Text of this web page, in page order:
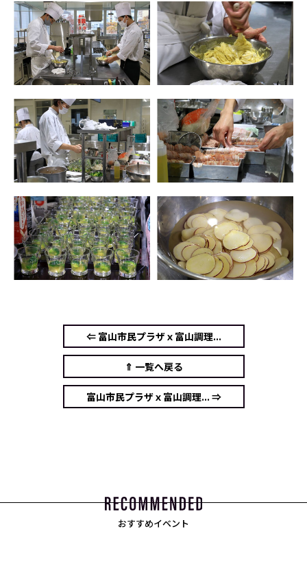
⇐ 富山市民プラザｘ富山調理...
⇑ 一覧へ戻る
富山市民プラザｘ富山調理... ⇒
おすすめイベント